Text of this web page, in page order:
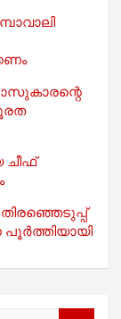
ചീഫ്
തിരഞ്ഞെടുപ്പ്
പൂർത്തിയായി